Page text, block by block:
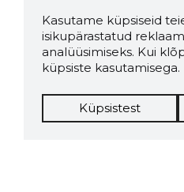
Kasutame küpsiseid
isikupärastatud
analüüsimiseks. Kui
küpsiste kasutamisega.
Küpsistest